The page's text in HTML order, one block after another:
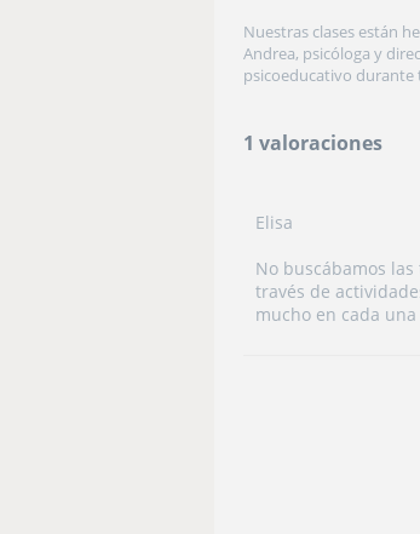
Nuestras clases están
Andrea, psicóloga y
psicoeducativo durante
1 valoraciones
Elisa
No buscábamos
través de
mucho en cada